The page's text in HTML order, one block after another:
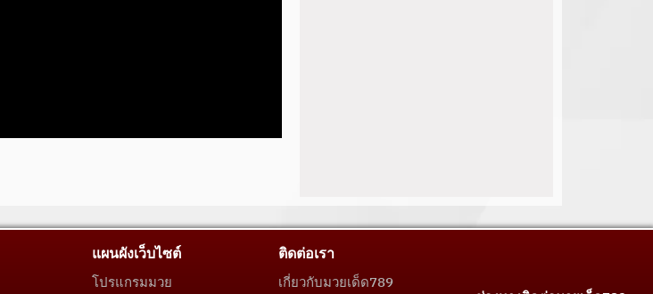
แผนผังเว็บไซต์
โปรแกรมมวย
ติดต่อเรา
เกี่ยวกับมวยเด็ด789